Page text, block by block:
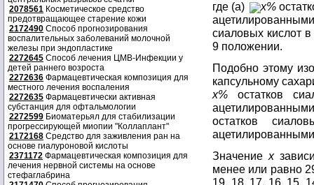
2078561 Косметическое средство
предотвращающее старение кожи
2172490 Способ прогнозирования
воспалительных заболеваний молочной
железы при эндопластике
2272645 Способ лечения ЦМВ-Инфекции у
детей раннего возроста
2272636 Фармацевтическая композиция для
местного лечения воспаления
2272635 Фармацевтически активная
субстанция для офтальмологии
2272599 Биоматерьял для стабилизации
прогрессирующей миопии "Коллаплант"
2172168 Средство для заживления ран на
основе гиалуроновой кислоты
2371172 Фармацевтическая композиция для
лечения нервной системы на основе
стефаглабрина
где (a)
x%
сиаловых кислот
9 положении.
Подобно этому
капсульному
x% остатков
остатков
Значение x
менее или равно
19, 18, 17, 16, 15,